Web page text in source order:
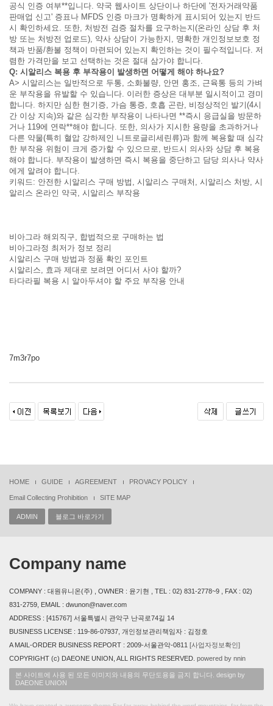
공식 인증 여부**입니다. 약국 웹사이트 상단이나 하단에 '전자거래약품
판매업 신고' 증표나 MFDS 인증 마크가 명확하게 표시되어 있는지 반드
시 확인하세요. 또한, 처방전 검증 절차를 요구하는지(온라인 상담 후 처
방 또는 처방전 업로드), 약사 상담이 가능한지, 명확한 개인정보보호 정
책과 반품/환불 정책이 마련되어 있는지 확인하는 것이 필수적입니다. 저
렴한 가격만을 보고 선택하는 것은 절대 삼가야 합니다.
Q: 시알리스 복용 후 부작용이 발생하면 어떻게 해야 하나요?
A> 시알리스는 일반적으로 두통, 소화불량, 안면 홍조, 근육통 등의 가벼
운 부작용을 유발할 수 있습니다. 이러한 증상은 대부분 일시적이고 경미
합니다. 하지만 심한 현기증, 가슴 통증, 호흡 곤란, 비정상적인 발기(4시
간 이상 지속)와 같은 심각한 부작용이 나타나면 **즉시 응급실을 방문하
거나 119에 연락**해야 합니다. 또한, 의사가 지시한 용량을 초과하거나
다른 약물(특히 혈압 강하제인 니트로글리세린류)과 함께 복용할 때 심각
한 부작용 위험이 크게 증가할 수 있으므로, 반드시 의사와 상담 후 복용
해야 합니다. 부작용이 발생하면 즉시 복용을 중단하고 담당 의사나 약사
에게 알려야 합니다.
키워드: 안전한 시알리스 구매 방법, 시알리스 구매처, 시알리스 처방, 시
알리스 온라인 약국, 시알리스 부작용
비아그라 해외직구, 합법적으로 구매하는 법
비아그라정 최저가 정보 정리
시알리스 구매 방법과 정품 확인 포인트
시알리스, 효과 제대로 보려면 어디서 사야 할까?
타다라필 복용 시 알아두셔야 할 주요 부작용 안내
7m3r7po
HOME GUIDE AGREEMENT PROVACY POLICY
Email Collecting Prohibition SITE MAP
ADMIN 블로그 바로가기
Company name
COMPANY : 대원유니온(주) , OWNER : 윤기현 , TEL : 02) 831-2778~9 , FAX : 02)
831-2759, EMAIL : dwunon@naver.com
ADDRESS : [415767] 서울특별시 관악구 난곡로74길 14
BUSINESS LICENSE : 119-86-07937, 개인정보관리책임자 : 김정호
A MAIL-ORDER BUSINESS REPORT : 2009-서울관악-0811 [사업자정보확인]
COPYRIGHT (c) DAEONE UNION, ALL RIGHTS RESERVED. powered by nnin
본 사이트에 사용 된 모든 이미지와 내용의 무단도용을 금지 합니다. design by
DAEONE UNION